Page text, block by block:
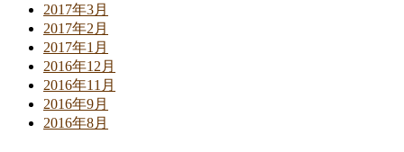
2017年3月
2017年2月
2017年1月
2016年12月
2016年11月
2016年9月
2016年8月